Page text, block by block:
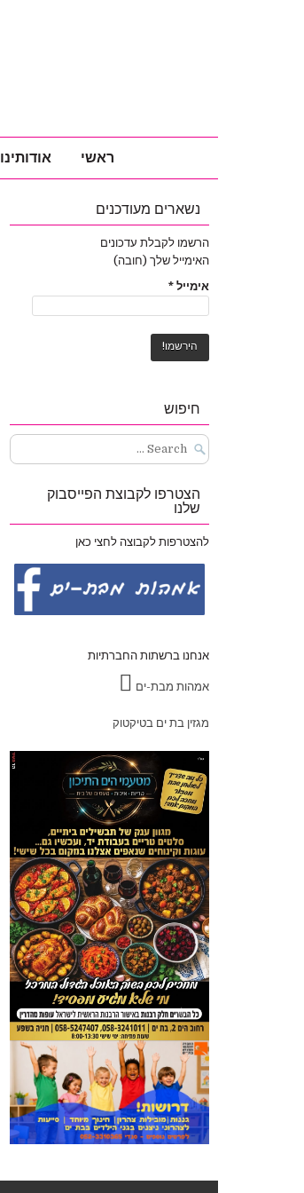
ראשי אודותינו
נשארים מעודכנים
הרשמו לקבלת עדכונים
האימייל שלך (חובה)
אימייל *
חיפוש
Search
for:
הצטרפו לקבוצת הפייסבוק
שלנו
להצטרפות לקבוצה לחצי כאן
אנחנו ברשתות החברתיות
אמהות מבת-ים
מגזין בת ים בטיקטוק